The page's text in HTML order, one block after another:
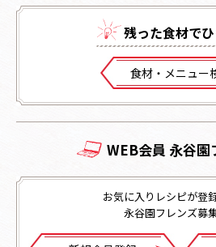
残った⾷材でひ
⾷材・メニュー
WEB会員 永谷園
お気に入りレシピが登
永谷園フレンズ募